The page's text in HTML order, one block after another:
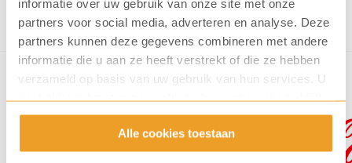
informatie over uw gebruik van onze site met onze
partners voor social media, adverteren en analyse. Deze
partners kunnen deze gegevens combineren met andere
informatie die u aan ze heeft verstrekt of die ze hebben
verzameld op basis van uw gebruik van hun services. U
gaat akkoord met onze cookies als u onze website blijft
gebruiken.
Alle cookies toestaan
Verstuur formulier